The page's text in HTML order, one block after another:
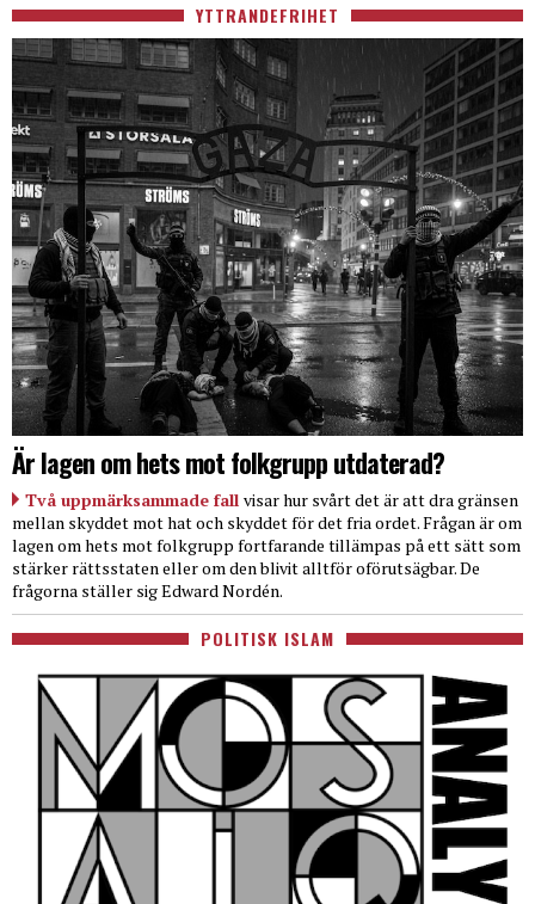
YTTRANDEFRIHET
Är lagen om hets mot folkgrupp utdaterad?
Två uppmärksammade fall visar hur svårt det är att dra gränsen
mellan skyddet mot hat och skyddet för det fria ordet. Frågan är om
lagen om hets mot folkgrupp fortfarande tillämpas på ett sätt som
stärker rättsstaten eller om den blivit alltför oförutsägbar. De
frågorna ställer sig Edward Nordén.
POLITISK ISLAM